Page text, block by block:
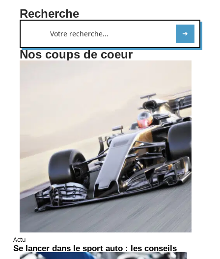
Recherche
Nos coups de coeur
Actu
Se lancer dans le sport auto : les conseils